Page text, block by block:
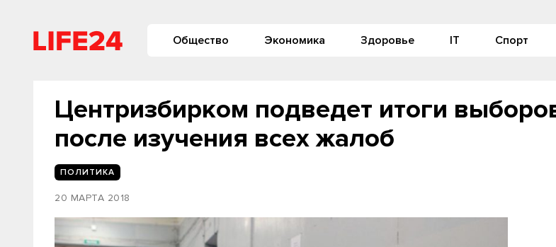
Общество Экономика Здоровье IT Спорт
Центризбирком подведет итоги
после изучения всех жалоб
ПОЛИТИКА
20 МАРТА 2018